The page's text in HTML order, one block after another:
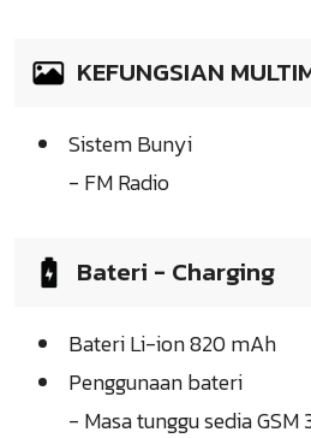
KEFUNGSIAN
Sistem Bunyi
- FM Radio
Bateri - Charging
Bateri Li-ion 820 mAh
Penggunaan bateri
- Masa tunggu sedia